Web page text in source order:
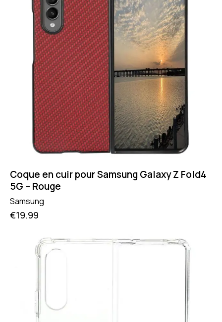
Coque en cuir pour Samsung Galaxy Z Fold4
5G – Rouge
Samsung
€19.99